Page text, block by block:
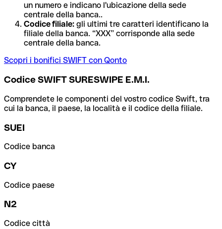
un numero e indicano l'ubicazione della sede
centrale della banca..
Codice filiale: gli ultimi tre caratteri identificano la
filiale della banca. “XXX” corrisponde alla sede
centrale della banca.
Scopri i bonifici SWIFT con Qonto
Codice SWIFT SURESWIPE E.M.I.
Comprendete le componenti del vostro codice Swift, tra
cui la banca, il paese, la località e il codice della filiale.
SUEI
Codice banca
CY
Codice paese
N2
Codice città